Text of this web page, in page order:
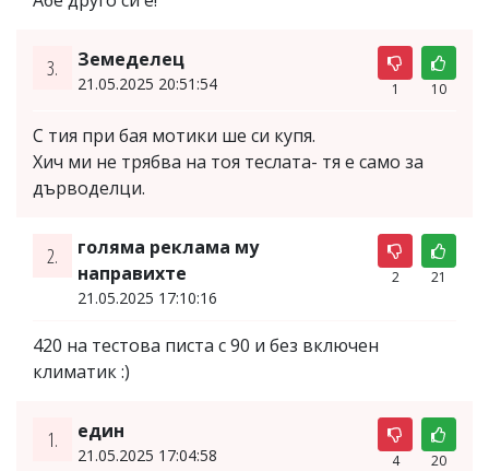
3. Земеделец
21.05.2025 20:51:54 1 10
С тия при бая мотики ше си купя.
Хич ми не трябва на тоя теслата- тя е само за
дърводелци.
2.
голяма реклама му
направихте
21.05.2025 17:10:16
2 21
420 на тестова писта с 90 и без включен
климатик :)
1. един
21.05.2025 17:04:58 4 20